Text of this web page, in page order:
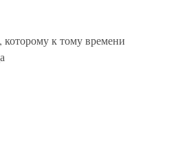
к тому времени